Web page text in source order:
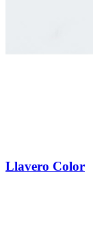
Llavero Color